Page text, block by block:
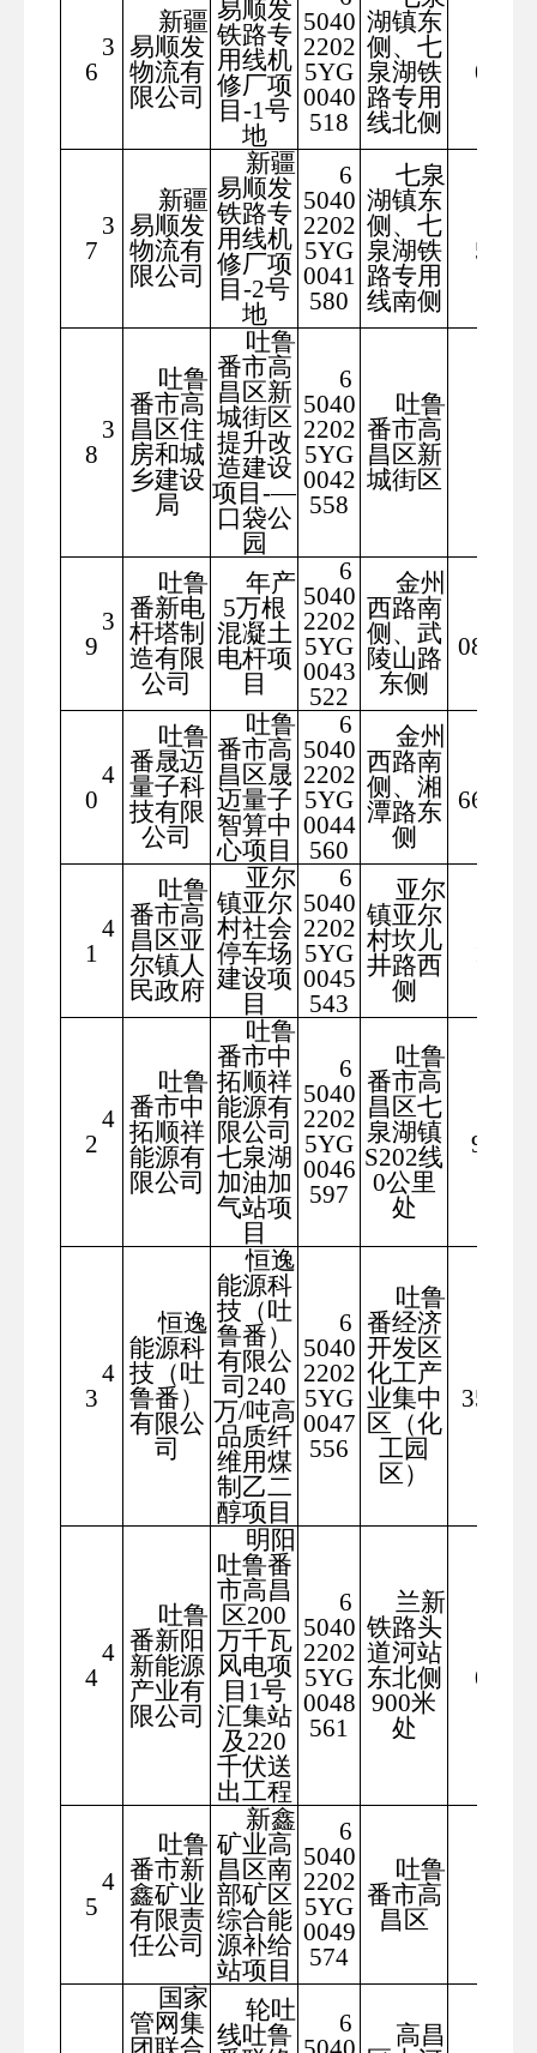
3
6
新疆
易顺发
物流有
限公司
易顺发
铁路专
用线机
修厂项
目-1号
地
5040
2202
5YG
0040
518
湖镇东
侧、七
泉湖铁
路专用
线北侧
08
3
7
新疆
易顺发
物流有
限公司
新疆
易顺发
铁路专
用线机
修厂项
目-2号
地
6
5040
2202
5YG
0041
580
七泉
湖镇东
侧、七
泉湖铁
路专用
线南侧
59
3
8
吐鲁
番市高
昌区住
房和城
乡建设
局
吐鲁
番市高
昌区新
城街区
提升改
造建设
项目-—
口袋公
园
6
5040
2202
5YG
0042
558
吐鲁
番市高
昌区新
城街区
3
9
吐鲁
番新电
杆塔制
造有限
公司
年产
5万根
混凝土
电杆项
目
6
5040
2202
5YG
0043
522
金州
西路南
侧、武
陵山路
东侧
08.32
4
0
吐鲁
番晟迈
量子科
技有限
公司
吐鲁
番市高
昌区晟
迈量子
智算中
心项目
6
5040
2202
5YG
0044
560
金州
西路南
侧、湘
潭路东
侧
66.72
4
1
吐鲁
番市高
昌区亚
尔镇人
民政府
亚尔
镇亚尔
村社会
停车场
建设项
目
6
5040
2202
5YG
0045
543
亚尔
镇亚尔
村坎儿
井路西
侧
4
2
吐鲁
番市中
拓顺祥
能源有
限公司
吐鲁
番市中
拓顺祥
能源有
限公司
七泉湖
加油加
气站项
目
6
5040
2202
5YG
0046
597
吐鲁
番市高
昌区七
泉湖镇
S202线
0公里
处
9.2
4
3
恒逸
能源科
技（吐
鲁番）
有限公
司
恒逸
能源科
技（吐
鲁番）
有限公
司240
万/吨高
品质纤
维用煤
制乙二
醇项目
6
5040
2202
5YG
0047
556
吐鲁
番经济
开发区
化工产
业集中
区（化
工园
区）
3576
4
4
吐鲁
番新阳
新能源
产业有
限公司
明阳
吐鲁番
市高昌
区200
万千瓦
风电项
目1号
汇集站
及220
千伏送
出工程
6
5040
2202
5YG
0048
561
兰新
铁路头
道河站
东北侧
900米
处
00
4
5
吐鲁
番市新
鑫矿业
有限责
任公司
新鑫
矿业高
昌区南
部矿区
综合能
源补给
站项目
6
5040
2202
5YG
0049
574
吐鲁
番市高
昌区
国家
管网集
轮吐
线吐鲁
6
高昌